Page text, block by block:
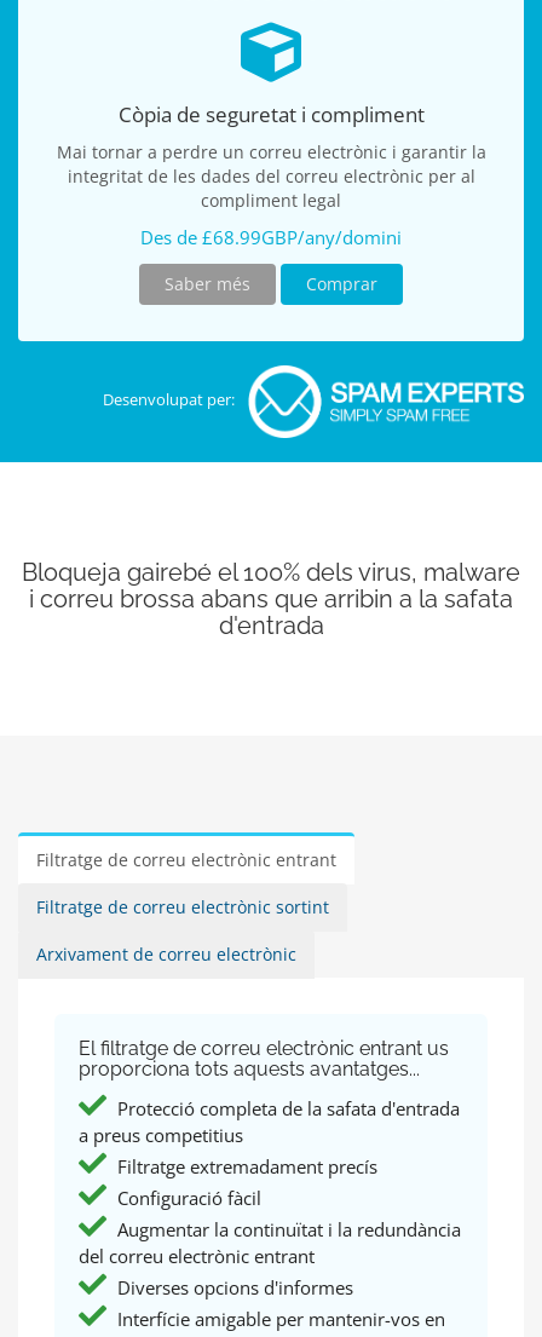
Còpia de seguretat i compliment
Mai tornar a perdre un correu electrònic i garantir la
integritat de les dades del correu electrònic per al
compliment legal
Des de £68.99GBP/any/domini
Saber més Comprar
Desenvolupat per:
Bloqueja gairebé el 100% dels virus, malware
i correu brossa abans que arribin a la safata
d'entrada
Filtratge de correu electrònic entrant
Filtratge de correu electrònic sortint
Arxivament de correu electrònic
El filtratge de correu electrònic entrant us
proporciona tots aquests avantatges...
Protecció completa de la safata d'entrada
a preus competitius
Filtratge extremadament precís
Configuració fàcil
Augmentar la continuïtat i la redundància
del correu electrònic entrant
Diverses opcions d'informes
Interfície amigable per mantenir-vos en